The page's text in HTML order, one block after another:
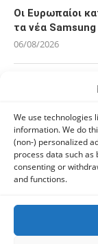
We use technologies
information. We do
(non-) personalized
process data such
consenting or
and functions.
Οι Ευρωπαίοι
τα νέα
06/08/2026
Οι χρήστες
προστασίας
06/08/2026
Πόλη
αρχαιολογικών